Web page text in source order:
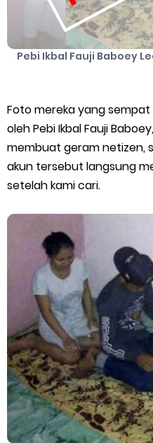
Pebi Ikbal Fauji Baboey
Foto mereka yang
oleh Pebi Ikbal Fauji
membuat geram netizen,
akun tersebut langsung
setelah kami cari.